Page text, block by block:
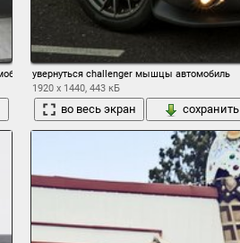
мускул кар передок
увернуться challenger мышцы автомобиль
1920 x 1440, 443 кБ
во весь экран сохранить